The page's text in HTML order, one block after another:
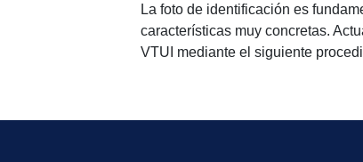
La foto de identificación es
características muy concretas.
VTUI mediante el siguiente